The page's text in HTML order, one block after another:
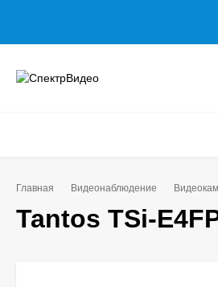
Главная Видеонаблюдение
Tantos TSi-